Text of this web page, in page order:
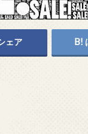
ェア